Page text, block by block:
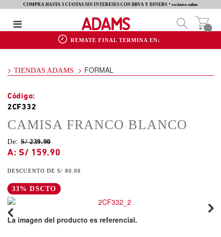
COMPRA HASTA 3 CUOTAS SIN INTERESES CON BBVA Y DINERS * exclusivo online
REMATE FINAL TERMINA EN:
TIENDAS ADAMS FORMAL
2CF332
CAMISA FRANCO BLANCO
De:S/ 239.90
S/ 159.90
S/ 80.00
33% DSCTO